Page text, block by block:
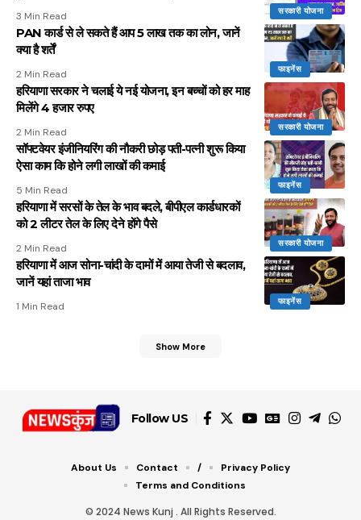
सरकारी योजना
3 Min Read
फाइनेंस
PAN कार्ड से ले सकते हैं आप ₹5 लाख तक का लोन, जानें
क्या है शर्तें
2 Min Read
सरकारी योजना
हरियाणा सरकार ने चलाई ये नई योजना, इन बच्चों को हर माह
मिलेंगे 4 हजार रुपए
2 Min Read
फाइनेंस
सॉफ्टवेयर इंजीनियरिंग की नौकरी छोड़ पती-पत्नी शुरू किया
ऐसा काम कि होने लगी लाखों की कमाई
5 Min Read
सरकारी योजना
हरियाणा में सरसों के तेल के भाव बदले, बीपीएल कार्डधारकों
को 2 लीटर तेल के लिए देने होंगे पैसे
2 Min Read
फाइनेंस
हरियाणा में आज सोना-चांदी के दामों में आया तेजी से बदलाव,
जानें यहां ताजा भाव
1 Min Read
Show More
Follow US
© 2024 News Kunj . All Rights Reserved.
About Us Contact /
Privacy Policy
Terms and Conditions